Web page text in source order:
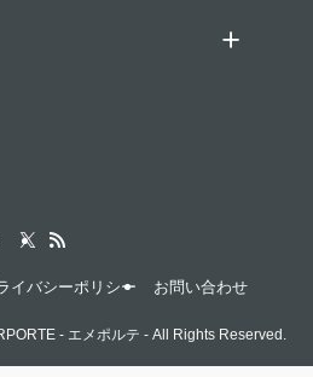
イバシーポリシー お問い合わせ
- エメポルテ - All Rights Reserved.